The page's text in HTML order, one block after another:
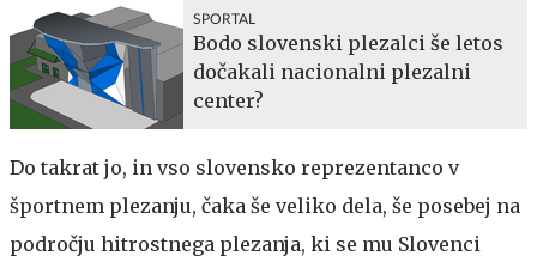
SPORTAL
Bodo slovenski plezalci še letos
dočakali nacionalni plezalni
center?
Do takrat jo, in vso slovensko reprezentanco v
športnem plezanju, čaka še veliko dela, še posebej na
področju hitrostnega plezanja, ki se mu Slovenci